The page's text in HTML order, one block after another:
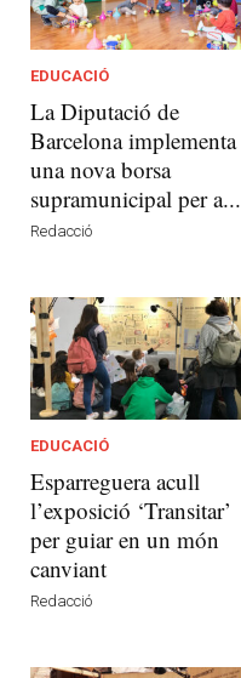
EDUCACIÓ
La Diputació de
Barcelona implementa
una nova borsa
supramunicipal per a...
Redacció
EDUCACIÓ
Esparreguera acull
l’exposició ‘Transitar’
per guiar en un món
canviant
Redacció